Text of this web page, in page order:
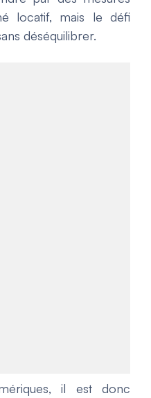
locatif, mais le défi
déséquilibrer.
il est donc